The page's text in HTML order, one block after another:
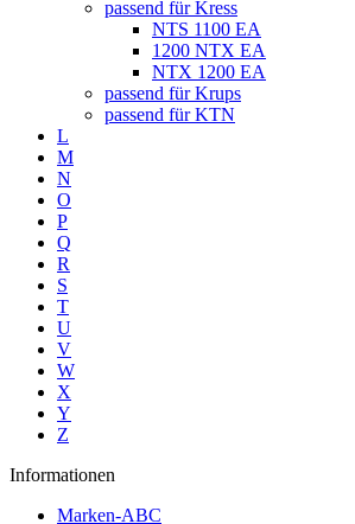
passend für Kress
NTS 1100 EA
1200 NTX EA
NTX 1200 EA
passend für Krups
passend für KTN
L
M
N
O
P
Q
R
S
T
U
V
W
X
Y
Z
Informationen
Marken-ABC